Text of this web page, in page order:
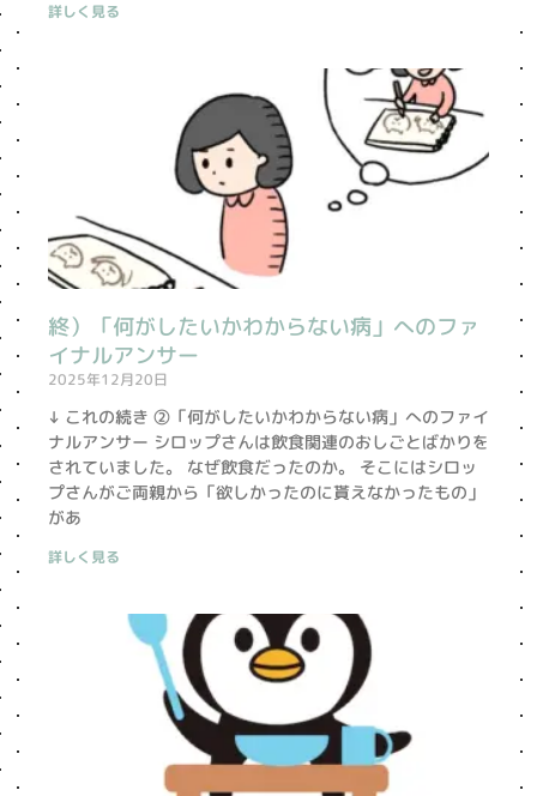
詳しく見る
終）「何がしたいかわからない病」へのファ
イナルアンサー
2025年12月20日
↓ これの続き ②「何がしたいかわからない病」へのファイ
ナルアンサー シロップさんは飲食関連のおしごとばかりを
されていました。 なぜ飲食だったのか。 そこにはシロッ
プさんがご両親から「欲しかったのに貰えなかったもの」
があ
詳しく見る